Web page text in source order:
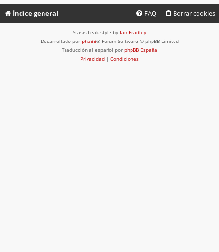
Índice general Borrar cookies
FAQ
Stasis Leak style by Ian Bradley
Desarrollado por phpBB® Forum Software © phpBB Limited
Traducción al español por phpBB España
Privacidad | Condiciones